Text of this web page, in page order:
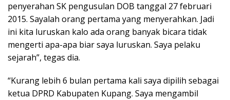
penyerahan SK pengusulan DOB tanggal 27 februari
2015. Sayalah orang pertama yang menyerahkan. Jadi
ini kita luruskan kalo ada orang banyak bicara tidak
mengerti apa-apa biar saya luruskan. Saya pelaku
sejarah”, tegas dia.
“Kurang lebih 6 bulan pertama kali saya dipilih sebagai
ketua DPRD Kabupaten Kupang. Saya mengambil